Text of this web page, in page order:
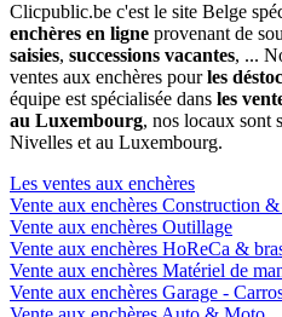
Clicpublic.be c'est le site Belge
enchères en ligne provenant de
saisies, successions vacantes, ...
ventes aux enchères pourles
équipe est spécialisée dans les
au Luxembourg, nos locaux sont
Nivelles et au Luxembourg.
Les ventes aux enchères
Vente aux enchères Construction
Vente aux enchères Outillage
Vente aux enchères HoReCa &
Vente aux enchères Matériel de
Vente aux enchères Garage -